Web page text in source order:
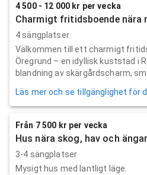
4 500 - 12 000 kr per vecka
Charmigt fritidsboende nära
4 sängplatser
Välkommen till ett charmigt
Öregrund – en idyllisk kuststad i
blandning av skärgårdscharm,
Läs mer och se tillgänglighet för
Från 7 500 kr per vecka
Hus nära skog, hav och ängar
3-4 sängplatser
Mysigt hus med lantligt läge.